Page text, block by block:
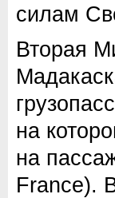
силам
Вторая
на
на
France).